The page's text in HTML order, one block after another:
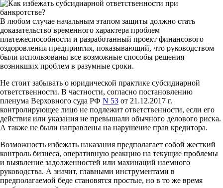
В любом случае начальным этапом защиты должно стать
доказательство временного характера проблем
платежеспособности и разработанный проект финансового
оздоровления предприятия, показывающий, что руководством
были использованы все возможные способы решения
возникших проблем в разумные сроки.
Не стоит забывать о юридической практике субсидиарной
ответственности. В частности, согласно постановлению
пленума Верховного суда РФ N 53 от 21.12.2017 г.
контролирующее лицо не подлежит ответственности, если его
действия или указания не превышали обычного делового риска.
А также не были направлены на нарушение прав кредитора.
Возможность избежать наказания предполагает собой жесткий
контроль бизнеса, оперативную реакцию на текущие проблемы
и выявление задолженностей или махинаций наемного
руководства. А значит, главными инструментами в
предполагаемой беде становятся простые, но в то же время